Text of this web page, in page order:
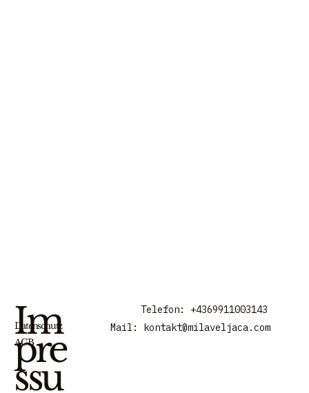
Im
pre
ssu
Datenschutz
AGB
Mail: kontakt@milaveljaca.com
Telefon: +4369911003143